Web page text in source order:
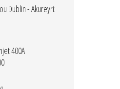
Dublin - Akureyri:
400A